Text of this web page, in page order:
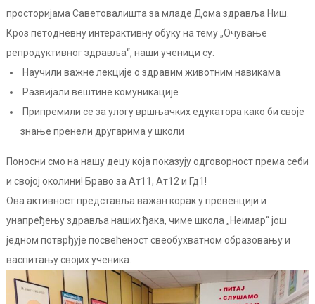
просторијама Саветовалишта за младе Дома здравља Ниш
Кроз петодневну интерактивну обуку на тему„Очување
репродуктивног здравља“, наши ученици су:
Научили важне лекције о здравим животним навикама
Развијали вештине комуникације
Припремили се за улогувршњачких едукатора како би своје
знање пренели другарима у школи
Поносни смо на нашу децу која показују одговорност према себи
и својој околини! Браво за Ат11, Ат12 и Гд1!
Ова активност представља важан корак у превенцији и
унапређењу здравља наших ђака, чиме школа „Неимар“ још
једном потврђује посвећеност свеобухватном образовању и
васпитању својих ученика.